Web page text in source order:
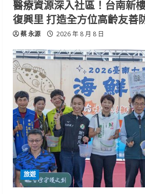
醫療資源深入社區！台南新
復興里 打造全方位高齡友善
蔡 永源 2026 年 8 月 8 日
旅遊